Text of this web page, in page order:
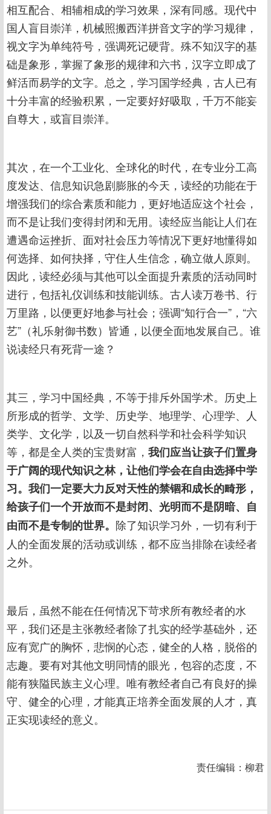
相互配合、相辅相成的学习效果，深有同感。现代中
国人盲目崇洋，机械照搬西洋拼音文字的学习规律，
视文字为单纯符号，强调死记硬背。殊不知汉字的基
础是象形，掌握了象形的规律和六书，汉字立即成了
鲜活而易学的文字。总之，学习国学经典，古人已有
十分丰富的经验积累，一定要好好吸取，千万不能妄
自尊大，或盲目崇洋。
其次，在一个工业化、全球化的时代，在专业分工高
度发达、信息知识急剧膨胀的今天，读经的功能在于
增强我们的综合素质和能力，更好地适应这个社会，
而不是让我们变得封闭和无用。读经应当能让人们在
遭遇命运挫折、面对社会压力等情况下更好地懂得如
何选择、如何抉择，守住人生信念，确立做人原则。
因此，读经必须与其他可以全面提升素质的活动同时
进行，包括礼仪训练和技能训练。古人读万卷书、行
万里路，以便更好地参与社会；强调“知行合一”，“六
艺”（礼乐射御书数）皆通，以便全面地发展自己。谁
说读经只有死背一途？
其三，学习中国经典，不等于排斥外国学术。历史上
所形成的哲学、文学、历史学、地理学、心理学、人
类学、文化学，以及一切自然科学和社会科学知识
等，都是全人类的宝贵财富， 我们应当让孩子们置身
于广阔的现代知识之林，让他们学会在自由选择中学
习。我们一定要大力反对天性的禁锢和成长的畸形，
给孩子们一个开放而不是封闭、光明而不是阴暗、自
由而不是专制的世界。 除了知识学习外，一切有利于
人的全面发展的活动或训练，都不应当排除在读经者
之外。
最后，虽然不能在任何情况下苛求所有教经者的水
平，我们还是主张教经者除了扎实的经学基础外，还
应有宽广的胸怀，悲悯的心态，健全的人格，脱俗的
志趣。要有对其他文明同情的眼光，包容的态度，不
能有狭隘民族主义心理。唯有教经者自己有良好的操
守、健全的心理，才能真正培养全面发展的人才，真
正实现读经的意义。
责任编辑：柳君